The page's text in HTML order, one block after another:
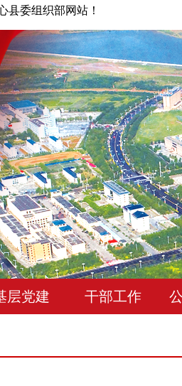
县委组织部网站！
层党建 干部工作